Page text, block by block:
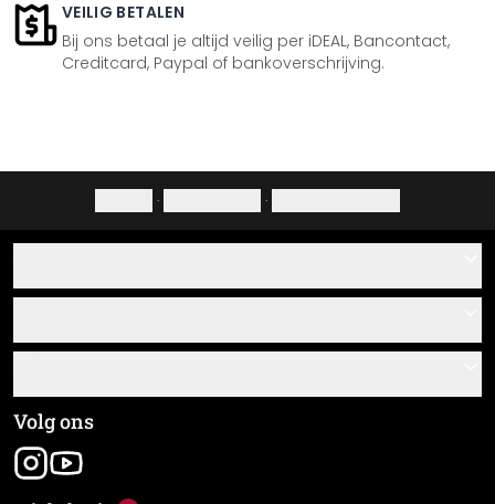
VEILIG BETALEN
Bij ons betaal je altijd veilig per iDEAL, Bancontact,
Creditcard, Paypal of bankoverschrijving.
· ·
Over ons
Plak- en montagehandleidingen
Materiaaloverzicht
Nieuwsbrief aanmelden
Algemene voorwaarden
Colofon
Volg ons